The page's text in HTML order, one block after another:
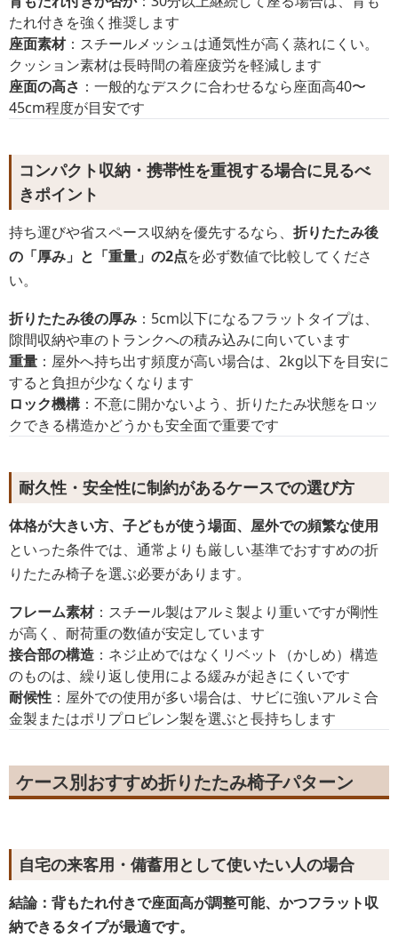
たれ付きを強く推奨します
座面素材：スチールメッシュは通気性が高く蒸れにくい。
クッション素材は長時間の着座疲労を軽減します
座面の高さ ：一般的なデスクに合わせるなら座面高40〜
45cm程度が目安です
コンパクト収納・携帯性を重視する場合に見るべ
きポイント
持ち運びや省スペース収納を優先するなら、 折りたたみ後
の「厚み」と「重量」の2点を必ず数値で比較してくださ
い。
折りたたみ後の厚み ：5cm以下になるフラットタイプは、
隙間収納や車のトランクへの積み込みに向いています
重量 ：屋外へ持ち出す頻度が高い場合は、2kg以下を目安に
すると負担が少なくなります
ロック機構 ：不意に開かないよう、折りたたみ状態をロッ
クできる構造かどうかも安全面で重要です
耐久性・安全性に制約があるケースでの選び方
体格が大きい方、子どもが使う場面、屋外での頻繁な使用
といった条件では、通常よりも厳しい基準でおすすめの折
りたたみ椅子を選ぶ必要があります。
フレーム素材：スチール製はアルミ製より重いですが剛性
が高く、耐荷重の数値が安定しています
接合部の構造 ：ネジ止めではなくリベット（かしめ）構造
のものは、繰り返し使用による緩みが起きにくいです
耐候性 ：屋外での使用が多い場合は、サビに強いアルミ合
金製またはポリプロピレン製を選ぶと長持ちします
ケース別おすすめ折りたたみ椅子パターン
自宅の来客用・備蓄用として使いたい人の場合
結論：背もたれ付きで座面高が調整可能、かつフラット収
納できるタイプが最適です。